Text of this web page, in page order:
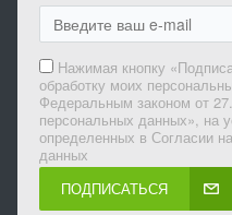
Нажимая кнопку
обработку моих
Федеральным законом от
персональных данных», на
определенных в Согласии
данных
ПОДПИСАТЬСЯ